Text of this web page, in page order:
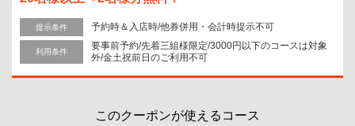
提示条件 予約時＆入店時/他券併用・会計時提示不可
利用条件
要事前予約/先着三組様限定/3000円以下のコースは対象
外/金土祝前日のご利用不可
このクーポンが使えるコース